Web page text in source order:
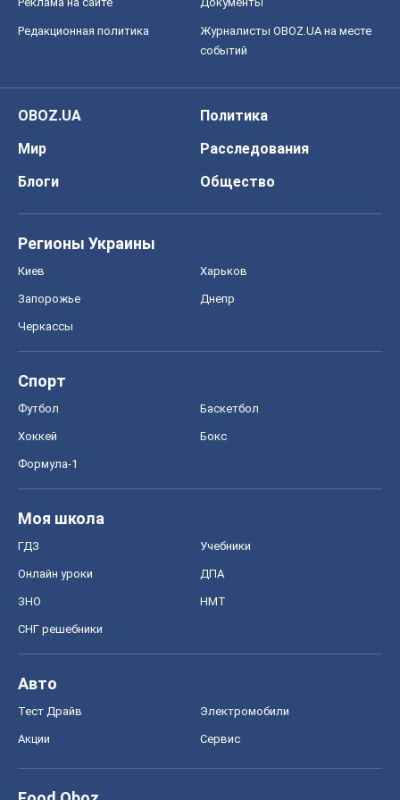
Редакционная политика
Журналисты OBOZ.UA на месте
событий
OBOZ.UA
Политика
Мир
Расследования
Блоги
Общество
Регионы Украины
Киев Харьков
Запорожье Днепр
Черкассы
Спорт
Футбол Баскетбол
Хоккей Бокс
Формула-1
Моя школа
ГДЗ Учебники
Онлайн уроки ДПА
ЗНО НМТ
СНГ решебники
Авто
Тест Драйв Электромобили
Акции Сервис